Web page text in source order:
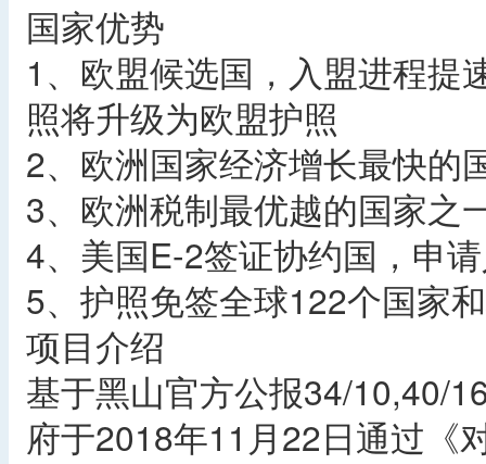
国家优势
1、欧盟候选国，入盟进程提
照将升级为欧盟护照
2、欧洲国家经济增长最快的
3、欧洲税制最优越的国家之
4、美国E-2签证协约国，申
5、护照免签全球122个国家
项目介绍
基于黑山官方公报34/10,40/
府于2018年11月22日通过《